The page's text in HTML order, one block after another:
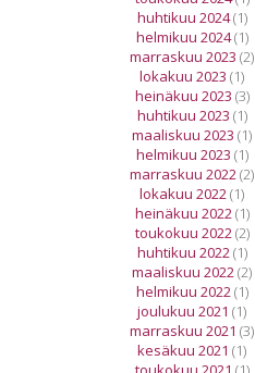
huhtikuu 2024(1)
helmikuu 2024(1)
marraskuu 2023 (2)
lokakuu 2023 (1)
heinäkuu 2023 (3)
huhtikuu 2023 (1)
maaliskuu 2023 (1)
helmikuu 2023 (1)
marraskuu 2022(2)
lokakuu 2022(1)
heinäkuu 2022(1)
toukokuu 2022(2)
huhtikuu 2022(1)
maaliskuu 2022(2)
helmikuu 2022(1)
joulukuu 2021 (1)
marraskuu 2021 (3)
kesäkuu 2021 (1)